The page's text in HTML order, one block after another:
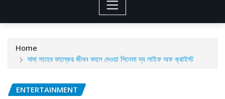
Home
দাদা সাহেব ফাল্কের জীবন বদলে দেওয়া সিনেমা দ্য লাইফ অফ ক্রাইস্ট
ENTERTAINMENT